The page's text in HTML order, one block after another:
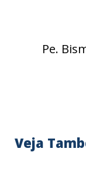
Pe.
Veja